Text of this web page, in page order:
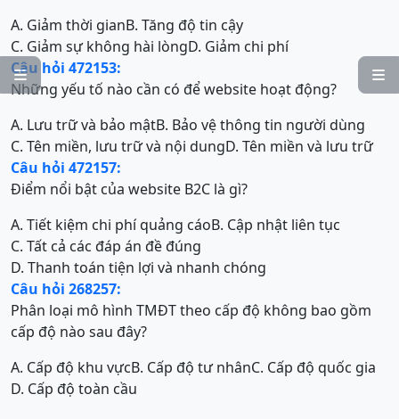


A. Giảm thời gianB. Tăng độ tin cậy
C. Giảm sự không hài lòngD. Giảm chi phí
Câu hỏi 472153:
Những yếu tố nào cần có để website hoạt động?
A. Lưu trữ và bảo mậtB. Bảo vệ thông tin người dùng
C. Tên miền, lưu trữ và nội dungD. Tên miền và lưu trữ
Câu hỏi 472157:
Điểm nổi bật của website B2C là gì?
A. Tiết kiệm chi phí quảng cáoB. Cập nhật liên tục
C. Tất cả các đáp án đề đúng
D. Thanh toán tiện lợi và nhanh chóng
Câu hỏi 268257:
Phân loại mô hình TMĐT theo cấp độ không bao gồm
cấp độ nào sau đây?
A. Cấp độ khu vựcB. Cấp độ tư nhânC. Cấp độ quốc gia
D. Cấp độ toàn cầu